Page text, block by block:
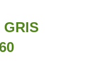
GRIS